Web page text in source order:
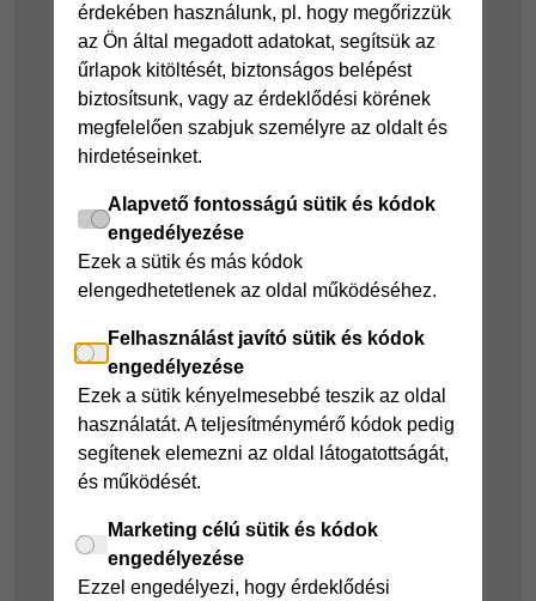
érdekében használunk, pl. hogy megőrizzük
az Ön által megadott adatokat, segítsük az
űrlapok kitöltését, biztonságos belépést
biztosítsunk, vagy az érdeklődési körének
megfelelően szabjuk személyre az oldalt és
hirdetéseinket.
Alapvető fontosságú sütik és kódok
engedélyezése
Ezek a sütik és más kódok
elengedhetetlenek az oldal működéséhez.
Felhasználást javító sütik és kódok
engedélyezése
Ezek a sütik kényelmesebbé teszik az oldal
használatát. A teljesítménymérő kódok pedig
segítenek elemezni az oldal látogatottságát,
és működését.
Marketing célú sütik és kódok
engedélyezése
Ezzel engedélyezi, hogy érdeklődési
Hitelkártya
Cofidis Hitelkártya
Joker részletfizetés
Áruhitel Expressz
Mindig Kéznél
kölcsön
Személyikölcsön
Cofidis személyi
kölcsön
Cofidis Bank
Mindig Kéznél
kölcsön
Takarékszámla
Pénzügyi Navigátor
Cofidis Bank a
Zöldebb Környezetért
Cofidis Bank a
Zöldebb Jövőért
Biztonságos
pénzügyek